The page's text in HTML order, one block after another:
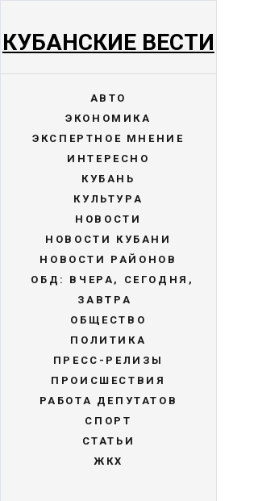
КУБАНСКИЕ ВЕСТИ
АВТО
ЭКОНОМИКА
ЭКСПЕРТНОЕ МНЕНИЕ
ИНТЕРЕСНО
КУБАНЬ
КУЛЬТУРА
НОВОСТИ
НОВОСТИ КУБАНИ
НОВОСТИ РАЙОНОВ
ОБД: ВЧЕРА, СЕГОДНЯ,
ЗАВТРА
ОБЩЕСТВО
ПОЛИТИКА
ПРЕСС-РЕЛИЗЫ
ПРОИСШЕСТВИЯ
РАБОТА ДЕПУТАТОВ
СПОРТ
СТАТЬИ
ЖКХ